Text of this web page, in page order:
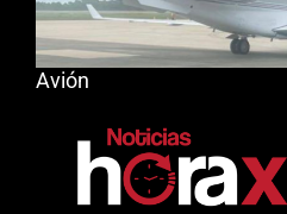
Avión